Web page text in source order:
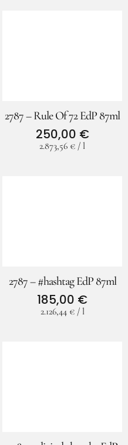
2787 – Rule Of 72 EdP 87ml
250,00 €
2.873,56 € / l
2787 – #hashtag EdP 87ml
185,00 €
2.126,44 €/ l